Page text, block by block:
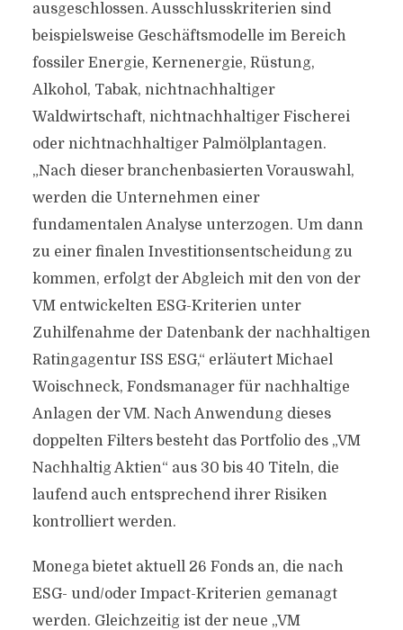
ausgeschlossen. Ausschlusskriterien sind
beispielsweise Geschäftsmodelle im Bereich
fossiler Energie, Kernenergie, Rüstung,
Alkohol, Tabak, nichtnachhaltiger
Waldwirtschaft, nichtnachhaltiger Fischerei
oder nichtnachhaltiger Palmölplantagen.
„Nach dieser branchenbasierten Vorauswahl,
werden die Unternehmen einer
fundamentalen Analyse unterzogen. Um dann
zu einer finalen Investitionsentscheidung zu
kommen, erfolgt der Abgleich mit den von der
VM entwickelten ESG-Kriterien unter
Zuhilfenahme der Datenbank der nachhaltigen
Ratingagentur ISS ESG,“ erläutert Michael
Woischneck, Fondsmanager für nachhaltige
Anlagen der VM. Nach Anwendung dieses
doppelten Filters besteht das Portfolio des „VM
Nachhaltig Aktien“ aus 30 bis 40 Titeln, die
laufend auch entsprechend ihrer Risiken
kontrolliert werden.
Monega bietet aktuell 26 Fonds an, die nach
ESG- und/oder Impact-Kriterien gemanagt
werden. Gleichzeitig ist der neue „VM